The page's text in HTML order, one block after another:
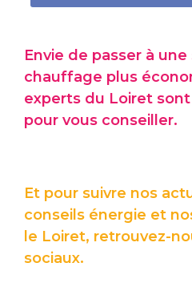
Envie de passer à
chauffage plus
experts du Loiret
pour vous conseiller.
Et pour suivre nos
conseils énergie et
le Loiret, retrouvez-
sociaux.